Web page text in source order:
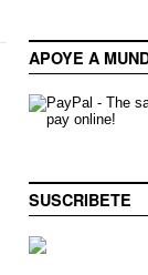
APOYE A
SUSCRIBETE